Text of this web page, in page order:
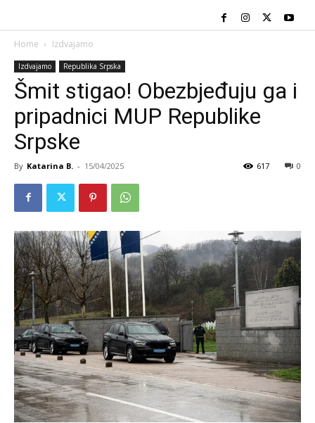
Home Izdvajamo
Izdvajamo Republika Srpska
Šmit stigao! Obezbjeđuju ga i
pripadnici MUP Republike
Srpske
By Katarina B. - 15/04/2025 0
617